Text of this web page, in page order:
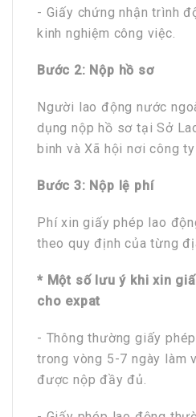
- Giấy chứng nhận trình
kinh nghiệm công việc.
Bước 2: Nộp hồ sơ
Người lao động nước
dụng nộp hồ sơ tại Sở
binh và Xã hội nơi công
Bước 3: Nộp lệ phí
Phí xin giấy phép lao
theo quy định của từng
* Một số lưu ý khi xin
cho expat
- Thông thường giấy
trong vòng 5-7 ngày làm
được nộp đầy đủ.